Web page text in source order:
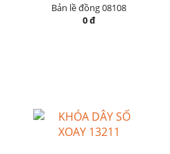
Bản lề đồng 08108
0 đ